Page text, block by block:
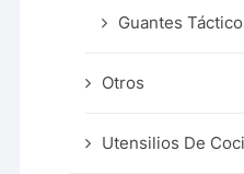
Guantes
Otros
Utensilios De